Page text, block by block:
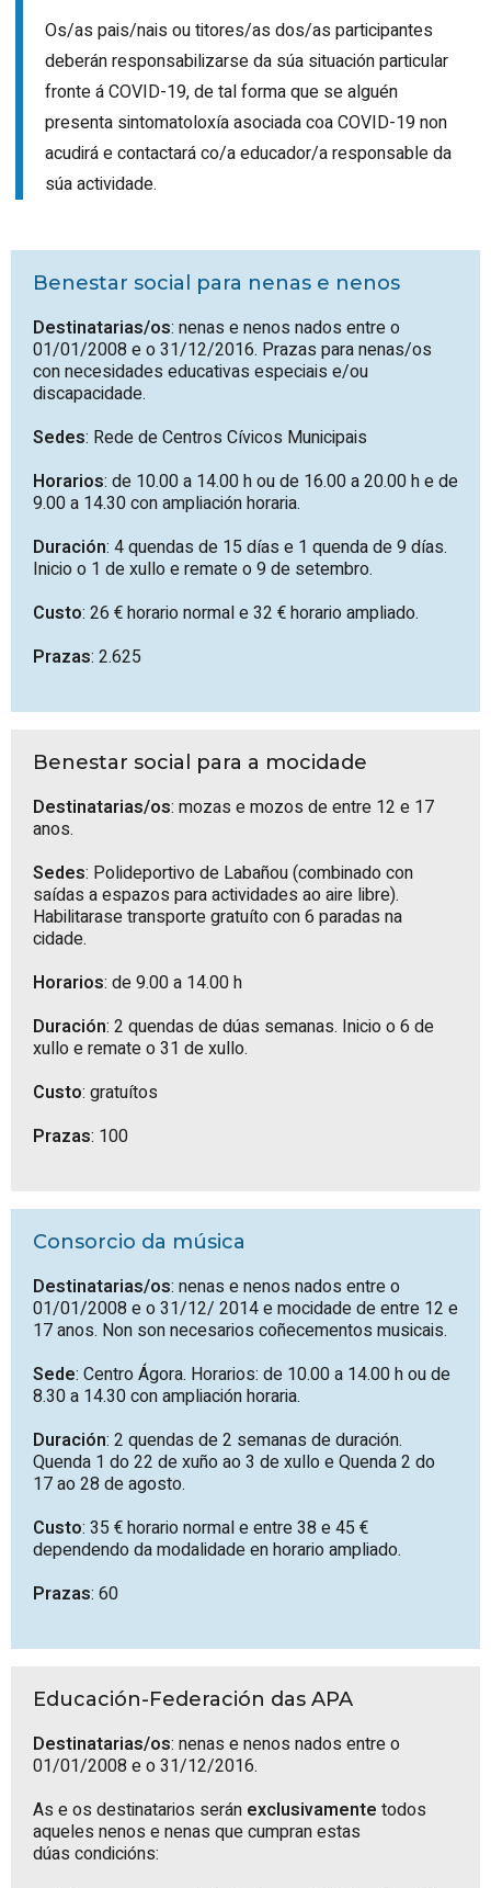
Os/as pais/nais ou titores/as dos/as participantes
deberán responsabilizarse da súa situación particular
fronte á COVID-19, de tal forma que se alguén
presenta sintomatoloxía asociada coa COVID-19 non
acudirá e contactará co/a educador/a responsable da
súa actividade.
Benestar social para nenas e nenos
Destinatarias/os: nenas e nenos nados entre o
01/01/2008 e o 31/12/2016. Prazas para nenas/os
con necesidades educativas especiais e/ou
discapacidade.
Sedes: Rede de Centros Cívicos Municipais
Horarios: de 10.00 a 14.00 h ou de 16.00 a 20.00 h e de
9.00 a 14.30 con ampliación horaria.
Duración: 4 quendas de 15 días e 1 quenda de 9 días.
Inicio o 1 de xullo e remate o 9 de setembro.
Custo: 26 € horario normal e 32 € horario ampliado.
Prazas: 2.625
Benestar social para a mocidade
Destinatarias/os: mozas e mozos de entre 12 e 17
anos.
Sedes: Polideportivo de Labañou (combinado con
saídas a espazos para actividades ao aire libre).
Habilitarase transporte gratuíto con 6 paradas na
cidade.
Horarios: de 9.00 a 14.00 h
Duración: 2 quendas de dúas semanas. Inicio o 6 de
xullo e remate o 31 de xullo.
Custo: gratuítos
Prazas: 100
Consorcio da música
Destinatarias/os: nenas e nenos nados entre o
01/01/2008 e o 31/12/ 2014 e mocidade de entre 12 e
17 anos. Non son necesarios coñecementos musicais.
Sede: Centro Ágora. Horarios: de 10.00 a 14.00 h ou de
8.30 a 14.30 con ampliación horaria.
Duración: 2 quendas de 2 semanas de duración.
Quenda 1 do 22 de xuño ao 3 de xullo e Quenda 2 do
17 ao 28 de agosto.
Custo: 35 € horario normal e entre 38 e 45 €
dependendo da modalidade en horario ampliado.
Prazas: 60
Educación-Federación das APA
Destinatarias/os: nenas e nenos nados entre o
01/01/2008 e o 31/12/2016.
As e os destinatarios serán exclusivamente todos
aqueles nenos e nenas que cumpran estas
dúas condicións: